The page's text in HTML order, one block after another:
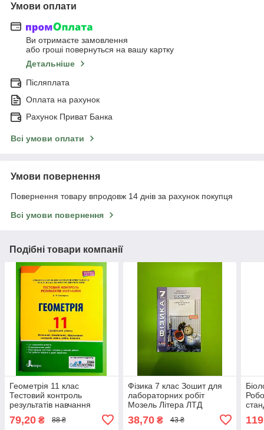
Умови оплати
Ви отримаєте замовлення
або гроші повернуться на вашу картку
Детальніше
Післяплата
Оплата на рахунок
Рахунок Приват Банка
Всі умови оплати
Умови повернення
Повернення товару впродовж 14 днів за рахунок покупця
Всі умови повернення
Подібні товари компанії
Геометрія 11 клас
Тестовий контроль
результатів навчання
Гальперіна Літера ЛТД
79,20 ₴ 88 ₴
Фізика 7 клас Зошит для
лабораторних робіт
Мозель Літера ЛТД
38,70₴ 43 ₴